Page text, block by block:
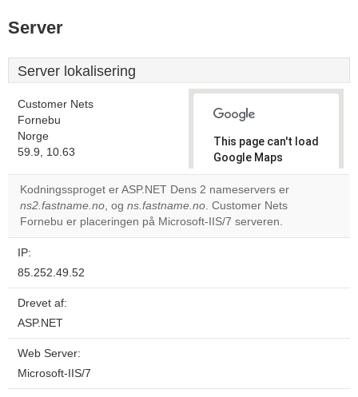
Server
Server lokalisering
Customer Nets
Fornebu
Norge
59.9, 10.63
This page can't load
Google Maps
correctly.
Do you
own this
Kodningssproget er ASP.NET Dens 2 nameservers er
ns2.fastname.no, og ns.fastname.no. Customer Nets
Fornebu er placeringen på Microsoft-IIS/7 serveren.
IP:
85.252.49.52
Drevet af:
ASP.NET
Web Server:
Microsoft-IIS/7